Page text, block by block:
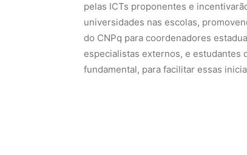
pelas ICTs proponentes e
universidades nas escolas,
do CNPq para coordenadores
especialistas externos, e estudantes
fundamental, para facilitar essas